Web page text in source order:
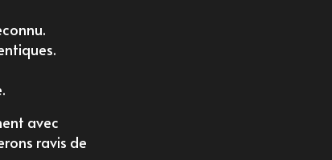
avec
ravis de